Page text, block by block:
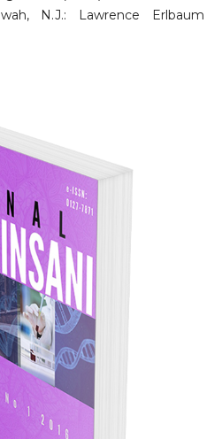
N.J.: Lawrence Erlbaum